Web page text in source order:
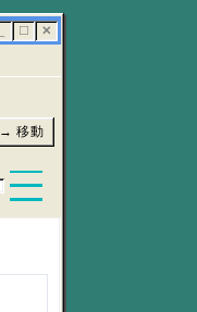
☐ ✕
→ 移動